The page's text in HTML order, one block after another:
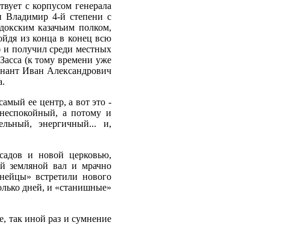
с корпусом генерала
Владимир 4-й степени с
казачьим полком,
из конца в конец всю
и получил среди местных
(к тому времени уже
Иван Александрович
ее центр, а вот это -
а потому и
энергичный... и,
и новой церковью,
земляной вал и мрачно
встретили нового
дней, и «станишные»
так иной раз и сумнение